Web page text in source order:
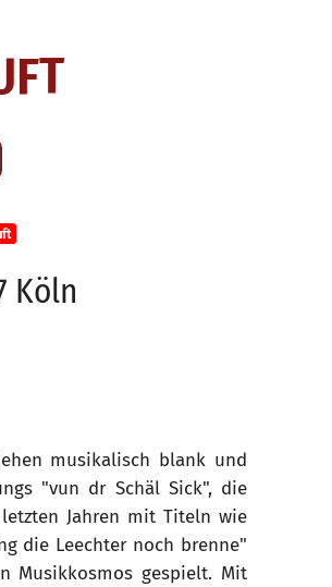
Köln
musikalisch blank und
"vun dr Schäl Sick", die
Jahren mit Titeln wie
die Leechter noch brenne"
Musikkosmos gespielt. Mit